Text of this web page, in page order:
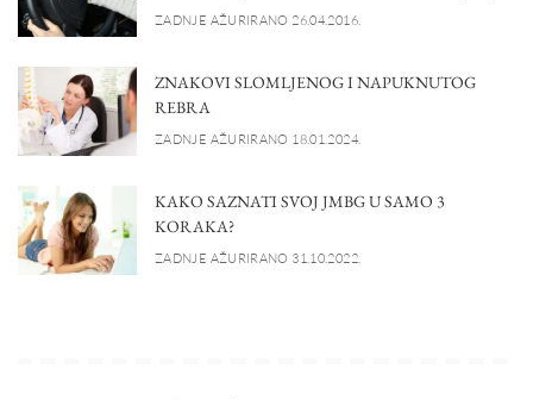
ZADNJE AŽURIRANO 26.04.2016.
ZNAKOVI SLOMLJENOG I NAPUKNUTOG
REBRA
ZADNJE AŽURIRANO 18.01.2024.
KAKO SAZNATI SVOJ JMBG U SAMO 3
KORAKA?
ZADNJE AŽURIRANO 31.10.2022.